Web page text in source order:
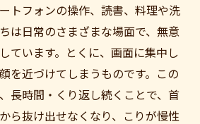
トフォンの操作、読書、料理や洗
ちは日常のさまざまな場面で、無意
ています。とくに、画面に集中し
を近づけてしまうものです。この
長時間・くり返し続くことで、首
ら抜け出せなくなり、こりが慢性